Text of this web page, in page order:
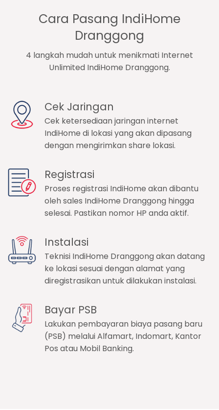
Cara Pasang IndiHome
Dranggong
4 langkah mudah untuk menikmati Internet
Unlimited IndiHome Dranggong.
Cek Jaringan
Cek ketersediaan jaringan internet
IndiHome di lokasi yang akan dipasang
dengan mengirimkan share lokasi.
Registrasi
Proses registrasi IndiHome akan dibantu
oleh sales IndiHome Dranggong hingga
selesai. Pastikan nomor HP anda aktif.
Instalasi
Teknisi IndiHome Dranggong akan datang
ke lokasi sesuai dengan alamat yang
diregistrasikan untuk dilakukan instalasi.
Bayar PSB
Lakukan pembayaran biaya pasang baru
(PSB) melalui Alfamart, Indomart, Kantor
Pos atau Mobil Banking.